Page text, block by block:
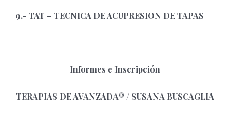
9.- TAT – TECNICA DE ACUPRESION DE TAPAS
Informes e Inscripción
TERAPIAS DE AVANZADA® / SUSANA BUSCAGLIA